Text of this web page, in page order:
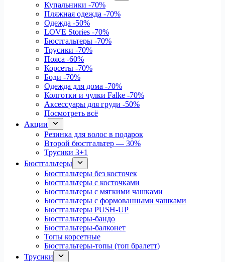
Купальники -70%
Пляжная одежда -70%
Одежда -50%
LOVE Stories -70%
Бюстгальтеры -70%
Трусики -70%
Пояса -60%
Корсеты -70%
Боди -70%
Одежда для дома -70%
Колготки и чулки Falke -70%
Аксессуары для груди -50%
Посмотреть всё
Акции
Резинка для волос в подарок
Второй бюстгальтер — 30%
Трусики 3+1
Бюстгальтеры
Бюстгальтеры без косточек
Бюстгальтеры с косточками
Бюстгальтеры с мягкими чашками
Бюстгальтеры с формованными чашками
Бюстгальтеры PUSH-UP
Бюстгальтеры-бандо
Бюстгальтеры-балконет
Топы корсетные
Бюстгальтеры-топы (топ бралетт)
Трусики